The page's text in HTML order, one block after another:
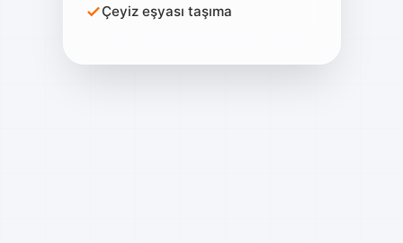
Çeyiz eşyası taşıma